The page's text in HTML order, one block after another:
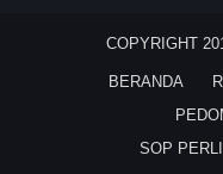
COPYRIGHT
BERANDA
SOP